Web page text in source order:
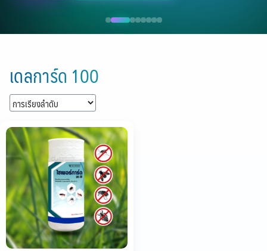
content
เดลการ์ด 100